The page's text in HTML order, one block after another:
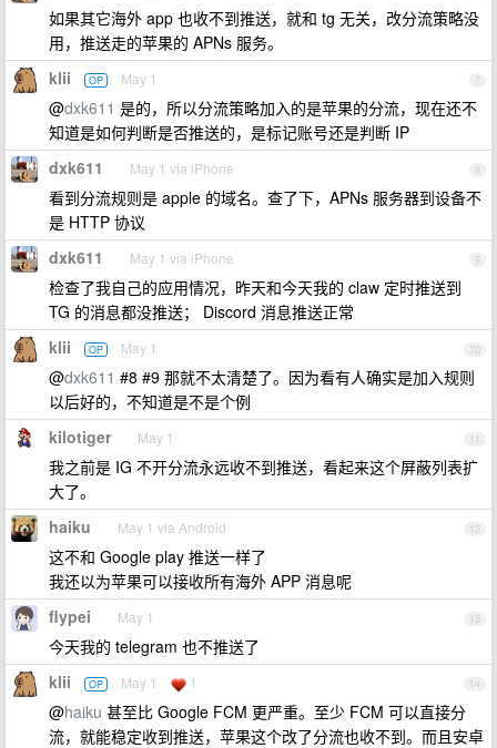
如果其它海外 app 也收不到推送，就和 tg 无关，改分流策略没
用，推送走的苹果的 APNs 服务。
7
klii OP May 1
@dxk611 是的，所以分流策略加入的是苹果的分流，现在还不
知道是如何判断是否推送的，是标记账号还是判断 IP
8
dxk611 May 1 via iPhone
看到分流规则是 apple 的域名。查了下，APNs 服务器到设备不
是 HTTP 协议
9
dxk611 May 1 via iPhone
检查了我自己的应用情况，昨天和今天我的 claw 定时推送到
TG 的消息都没推送； Discord 消息推送正常
10
klii OP May 1
@dxk611 #8 #9 那就不太清楚了。因为看有人确实是加入规则
以后好的，不知道是不是个例
11
kilotiger May 1
我之前是 IG 不开分流永远收不到推送，看起来这个屏蔽列表扩
大了。
12
haiku May 1 via Android
这不和 Google play 推送一样了
我还以为苹果可以接收所有海外 APP 消息呢
13
flypei May 1
今天我的 telegram 也不推送了
14
klii OP May 1 1
@haiku 甚至比 Google FCM 更严重。至少 FCM 可以直接分
流，就能稳定收到推送，苹果这个改了分流也收不到。而且安卓